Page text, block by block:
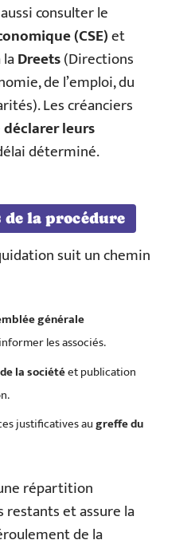
consulter le
(CSE)et
Dreets(Directions
de l’emploi, du
Les créanciers
déclarer leurs
déterminé.
de la procédure
suit un chemin
générale
les associés.
la sociétéet publication
justificatives augreffe du
répartition
et assure la
de la